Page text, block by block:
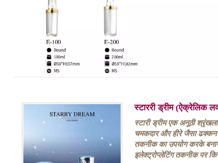
स्टाररी ड्रीम (ऐक्रेलिक
स्टारी ड्रीम एक अनूठी
चमकदार और हीरे जैसा ढक्कन
तकनीक का उपयोग करके
इलेक्ट्रोप्लेटिंग तकनीक पर